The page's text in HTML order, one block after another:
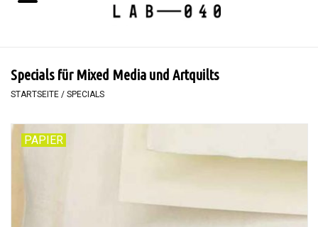
BÜCHER
MALEN
TEXTIL
Specials für Mixed Media und Artquilts
STARTSEITE / SPECIALS
PAPIER